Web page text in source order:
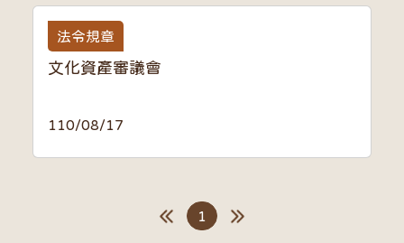
法令規章
文化資產審議會
110/08/17
1